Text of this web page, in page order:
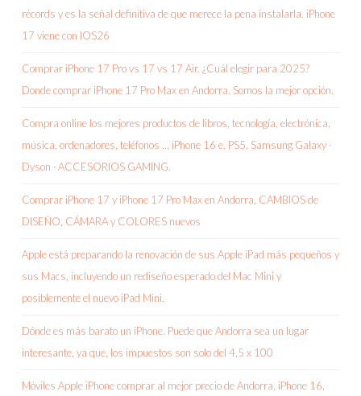
récords y es la señal definitiva de que merece la pena instalarla. iPhone
17 viene con IOS26
Comprar iPhone 17 Pro vs 17 vs 17 Air. ¿Cuál elegir para 2025?
Donde comprar iPhone 17 Pro Max en Andorra. Somos la mejor opción.
Compra online los mejores productos de libros, tecnología, electrónica,
música, ordenadores, teléfonos … iPhone 16 e. PS5. Samsung Galaxy ·
Dyson · ACCESORIOS GAMING.
Comprar iPhone 17 y iPhone 17 Pro Max en Andorra, CAMBIOS de
DISEÑO, CÁMARA y COLORES nuevos
Apple está preparando la renovación de sus Apple iPad más pequeños y
sus Macs, incluyendo un rediseño esperado del Mac Mini y
posiblemente el nuevo iPad Mini.
Dónde es más barato un iPhone. Puede que Andorra sea un lugar
interesante, ya que, los impuestos son solo del 4,5 x 100
Móviles Apple iPhone comprar al mejor precio de Andorra, iPhone 16,